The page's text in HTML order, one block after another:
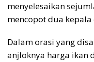
menyelesaikan
mencopot dua kepala
Dalam orasi yang
anjloknya harga ikan